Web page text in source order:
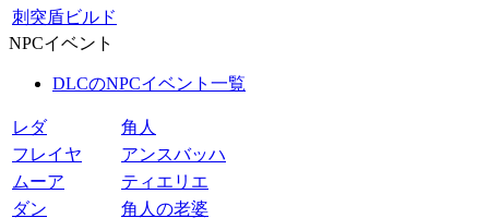
刺突盾ビルド
NPCイベント
DLCのNPCイベント一覧
レダ
角人
フレイヤ
アンスバッハ
ムーア
ティエリエ
ダン
角人の老婆